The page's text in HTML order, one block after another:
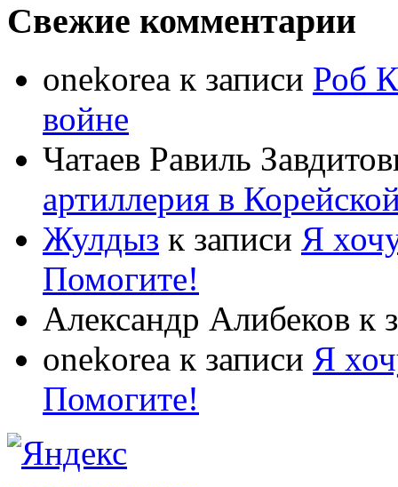
Свежие комментарии
onekorea к записи Роб
войне
Чатаев Равиль
артиллерия в
Жулдыз к записи Я
Помогите!
Александр Алибеков к
onekorea к записи Я
Помогите!